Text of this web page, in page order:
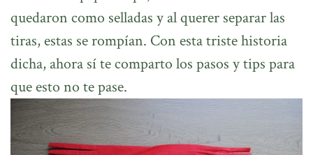
quedaron como selladas y al querer separar las
tiras, estas se rompían. Con esta triste historia
dicha, ahora sí te comparto los pasos y tips para
que esto no te pase.